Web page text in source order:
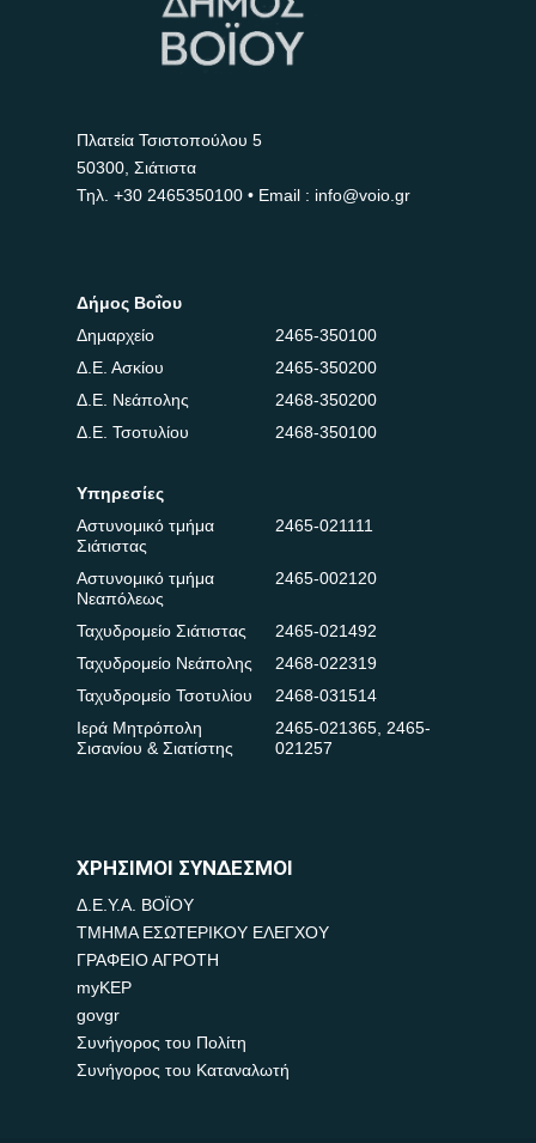
Πλατεία Τσιστοπούλου 5
50300, Σιάτιστα
Τηλ. +30 2465350100 • Email : info@voio.gr
Δήμος Βοΐου
Δημαρχείο
2465-350100
Δ.Ε. Ασκίου
2465-350200
Δ.Ε. Νεάπολης
2468-350200
Δ.Ε. Τσοτυλίου
2468-350100
Υπηρεσίες
Αστυνομικό τμήμα
Σιάτιστας
2465-021111
Αστυνομικό τμήμα
Νεαπόλεως
2465-002120
Ταχυδρομείο Σιάτιστας
2465-021492
Ταχυδρομείο Νεάπολης
2468-022319
Ταχυδρομείο Τσοτυλίου
2468-031514
Ιερά Μητρόπολη
Σισανίου & Σιατίστης
2465-021365, 2465-
021257
ΧΡΗΣΙΜΟΙ ΣΥΝΔΕΣΜΟΙ
Δ.Ε.Υ.Α. ΒΟΪΟΥ
ΤΜΗΜΑ ΕΣΩΤΕΡΙΚΟΥ ΕΛΕΓΧΟΥ
ΓΡΑΦΕΙΟ ΑΓΡΟΤΗ
myKEP
govgr
Συνήγορος του Πολίτη
Συνήγορος του Καταναλωτή